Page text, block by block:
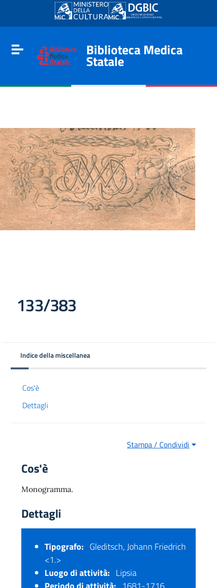
Go to content
Go to the navigation menu
Go to the footer
Toggle navigation
Biblioteca Medica
Statale
133/383
Indice della miscellanea
Cos'è
Dettagli
Stampa / Condividi
Cos'è
Monogramma.
Dettagli
Tipografo: Gleditsch, Johann Friedrich
<1.>
Luogo di attività: Lipsia